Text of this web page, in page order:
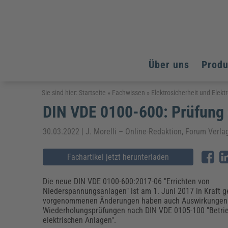
Über uns
Arbeitsschutz
Fachpublikationen & Arbeitshilfen
Arbeitssicherheit & Gesundheitsschutz
Brandschutz
Assistenz & Office-Management
Baurecht & Architektenrecht
Energieoptimiertes & klimaneutrales Bauen
Fachpublikationen & Arbeitshilfen
Kinderschutz, Jugendhilfe & Inklusion
Datenschutz & IT-Recht
Datenschutz & IT-Sicherheit
Elektrosicherheit
Elektrosicherheit & Elektrotechnik
Energie und Umwelt
Fachpublikationen & Arbeitshilfen
Weiterbildungen (AKADEMIE HERKERT)
Arbeitsschutz
Bildung und Erziehung
Energie und Umwelt
Kommunales
Reisekosten und Finanzen
Arbeitsschutz
Bildung und Erziehung
Energie und Umwelt
Kommunales
Reisekosten und Finanzen
Sie sind hier: Startseite » Fachwissen » Elektrosicherheit und
DIN VDE 0100-600:
30.03.2022 | J. Morelli – Online-Redaktion, Forum
Fachartikel jetzt herunterladen
Die neue DIN VDE 0100-600:2017-06 "Errichten von
Niederspannungsanlagen" ist am 1. Juni 2017 in Kraft
vorgenommenen Änderungen haben auch
Wiederholungsprüfungen nach DIN VDE 0105-100
elektrischen Anlagen".